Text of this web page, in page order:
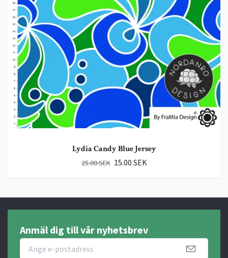
Lydia Candy Blue Jersey
25.00 SEK 15.00 SEK
Anmäl dig till vår nyhetsbrev